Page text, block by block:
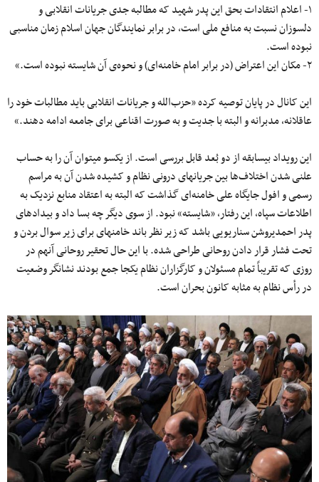
۱- اعلام انتقادات بحق این پدر شهید که مطالبه جدی جریانات انقلابی و
دلسوزان نسبت به منافع ملی است، در برابر نمایندگان جهان اسلام زمان مناسبی
نبوده است.
۲- مکان این اعتراض (در برابر امام خامنه‌ای) و نحوه‌ی آن شایسته نبوده است.»
این کانال در پایان توصیه کرده «حزب‌الله و جریانات انقلابی باید مطالبات خود را
عاقلانه، مدبرانه و البته با جدیت و به صورت اقناعی برای جامعه ادامه دهند.»
این رویداد بی‎سابقه از دو بُعد قابل بررسی است. از یکسو می‎توان آن را به حساب
علنی شدن اختلاف‌ها بین جریان‎های درونی نظام و کشیده شدن آن به مراسم
رسمی و افول جایگاه‎ علی خامنه‌ای گذاشت که البته به اعتقاد منابع نزدیک به
اطلاعات سپاه، این رفتار، «شایسته» نبود. از سوی دیگر چه بسا داد و بیدادهای
پدر احمدی‎روشن سناریویی باشد که زیر نظر باند خامنه‎ای برای زیر سوال بردن و
تحت فشار قرار دادن روحانی طراحی شده. با این حال تحقیر روحانی آنهم در
روزی که تقریباً تمام مسئولان و کارگزاران نظام یکجا جمع بودند نشانگر وضعیت
در رأس نظام به مثابه کانون بحران است.